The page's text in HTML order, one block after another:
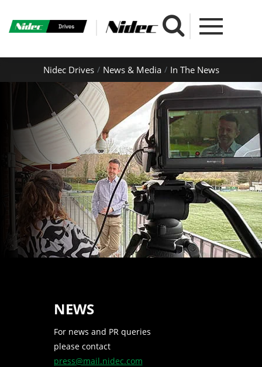
Nidec Drives News & Media In The News
NEWS
For news and PR queries
please contact
press@mail.nidec.com